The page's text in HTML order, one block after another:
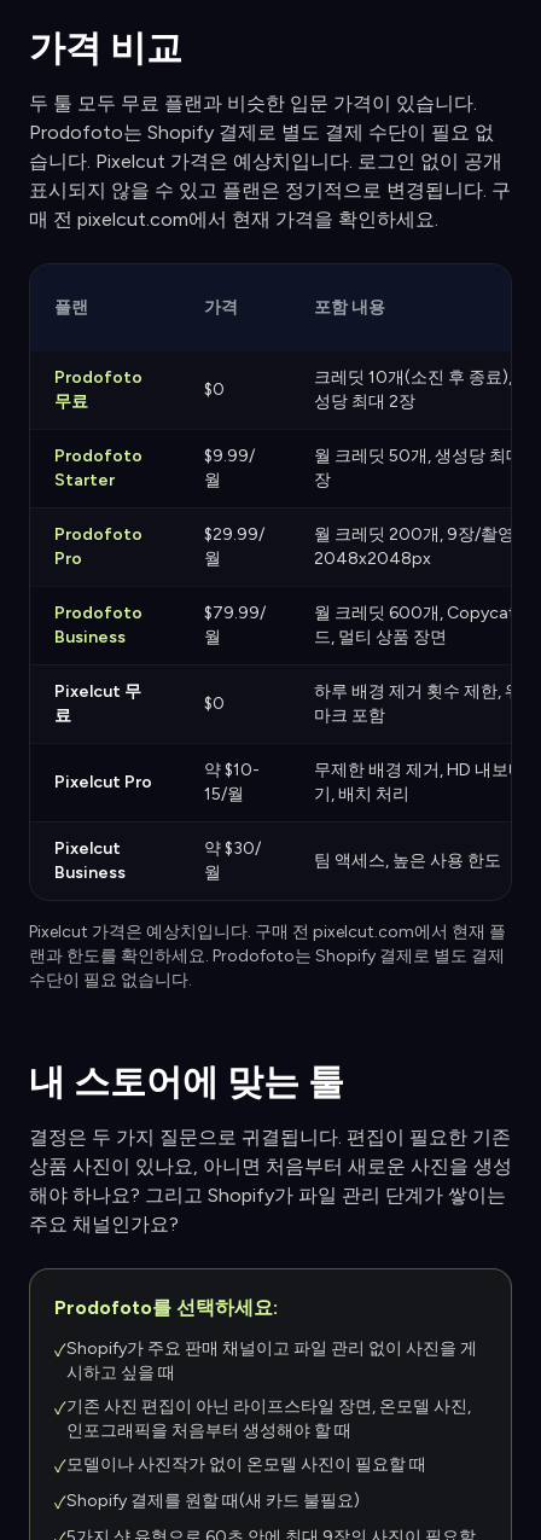
가격 비교
두 툴 모두 무료 플랜과 비슷한 입문 가격이 있습니다.
Prodofoto는 Shopify 결제로 별도 결제 수단이 필요 없
습니다. Pixelcut 가격은 예상치입니다. 로그인 없이 공개
표시되지 않을 수 있고 플랜은 정기적으로 변경됩니다. 구
매 전 pixelcut.com에서 현재 가격을 확인하세요.
플랜 가격 포함 내용
Prodofoto
무료
$0
크레딧 10개(소진 후 종료), 생
성당 최대 2장
Prodofoto
Starter
$9.99/
월
월 크레딧 50개, 생성당 최대 4
장
Prodofoto
Pro
$29.99/
월
월 크레딧 200개, 9장/촬영,
2048x2048px
Prodofoto
Business
$79.99/
월
월 크레딧 600개, Copycat 모
드, 멀티 상품 장면
Pixelcut 무
료
$0
하루 배경 제거 횟수 제한, 워터
마크 포함
Pixelcut Pro
약 $10-
15/월
무제한 배경 제거, HD 내보내
기, 배치 처리
Pixelcut
Business
약 $30/
월
팀 액세스, 높은 사용 한도
Pixelcut 가격은 예상치입니다. 구매 전 pixelcut.com에서 현재 플
랜과 한도를 확인하세요. Prodofoto는 Shopify 결제로 별도 결제
수단이 필요 없습니다.
내 스토어에 맞는 툴
결정은 두 가지 질문으로 귀결됩니다. 편집이 필요한 기존
상품 사진이 있나요, 아니면 처음부터 새로운 사진을 생성
해야 하나요? 그리고 Shopify가 파일 관리 단계가 쌓이는
주요 채널인가요?
Prodofoto를 선택하세요:
✓Shopify가 주요 판매 채널이고 파일 관리 없이 사진을 게
시하고 싶을 때
✓기존 사진 편집이 아닌 라이프스타일 장면, 온모델 사진,
인포그래픽을 처음부터 생성해야 할 때
✓모델이나 사진작가 없이 온모델 사진이 필요할 때
✓Shopify 결제를 원할 때(새 카드 불필요)